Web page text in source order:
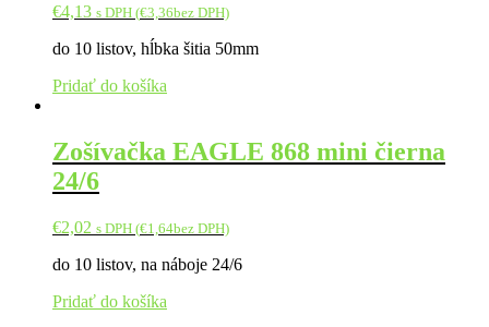
€4,13 s DPH (€3,36bez DPH)
do 10 listov, hĺbka šitia 50mm
Pridať do košíka
Zošívačka EAGLE 868 mini čierna
24/6
€2,02 s DPH (€1,64bez DPH)
do 10 listov, na náboje 24/6
Pridať do košíka